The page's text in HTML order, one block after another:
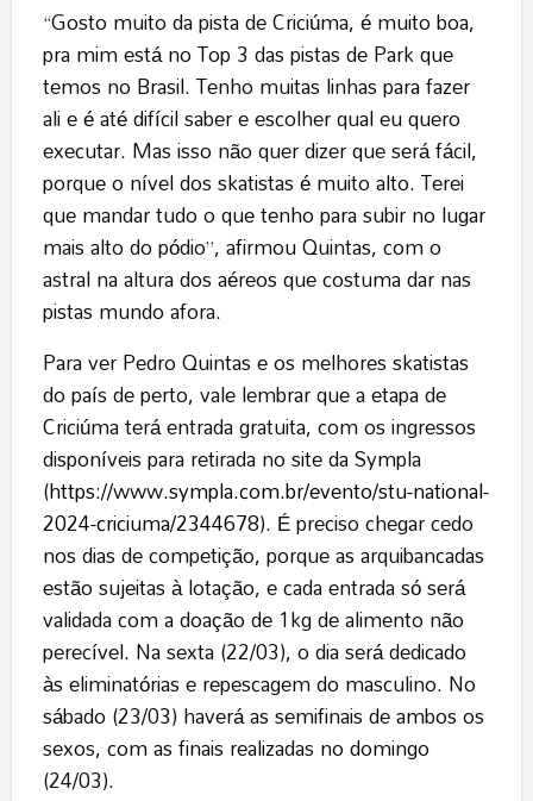
“Gosto muito da pista de Criciúma, é muito boa,
pra mim está no Top 3 das pistas de Park que
temos no Brasil. Tenho muitas linhas para fazer
ali e é até difícil saber e escolher qual eu quero
executar. Mas isso não quer dizer que será fácil,
porque o nível dos skatistas é muito alto. Terei
que mandar tudo o que tenho para subir no lugar
mais alto do pódio”, afirmou Quintas, com o
astral na altura dos aéreos que costuma dar nas
pistas mundo afora.
Para ver Pedro Quintas e os melhores skatistas
do país de perto, vale lembrar que a etapa de
Criciúma terá entrada gratuita, com os ingressos
disponíveis para retirada no site da Sympla
(https://www.sympla.com.br/evento/stu-national-
2024-criciuma/2344678). É preciso chegar cedo
nos dias de competição, porque as arquibancadas
estão sujeitas à lotação, e cada entrada só será
validada com a doação de 1kg de alimento não
perecível. Na sexta (22/03), o dia será dedicado
às eliminatórias e repescagem do masculino. No
sábado (23/03) haverá as semifinais de ambos os
sexos, com as finais realizadas no domingo
(24/03).